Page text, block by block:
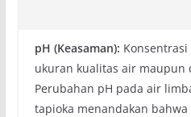
pH (Keasaman):
ukuran kualitas air maupun
Perubahan pH pada air
tapioka menandakan